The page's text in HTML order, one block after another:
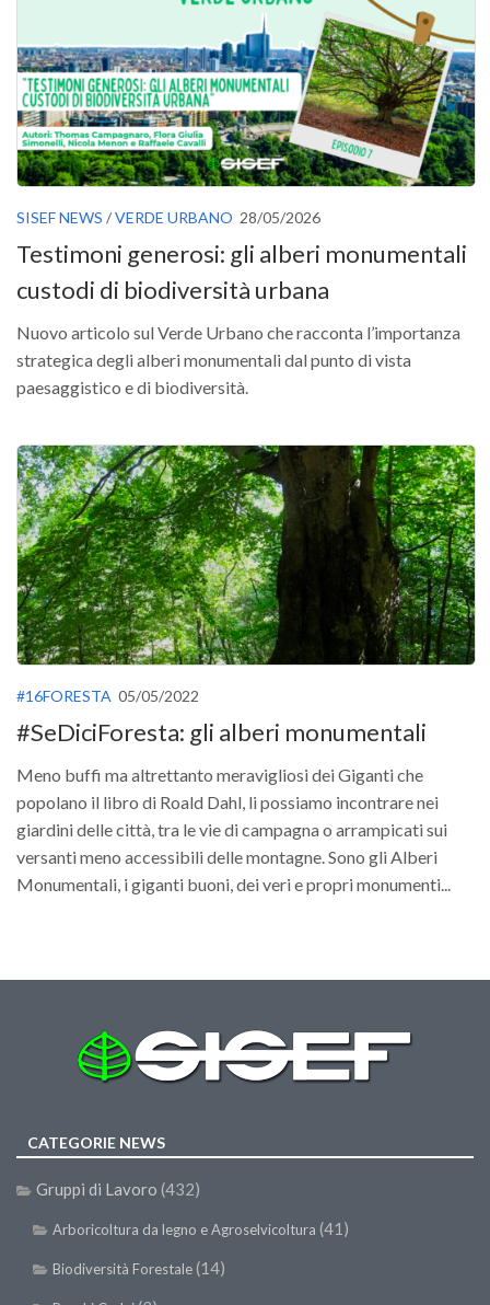
Versamento Quote di Iscrizione
Gruppi di Lavoro
Lista dei Gruppi di Lavoro SISEF
GdL Inquinamento e Foreste
GdL Terpeni in Ecologia
GdL Pianificazione Forestale
GdL Filiera del legno
GdL Gestione Incendi Boschivi
GdL Verde Urbano
GdL Comunicazione Forestale
GdL Foreste, Mitigazione, Adattamento
GdL Infrastrutture, Risorse, Innovazione
GdL Boschi Vetusti
GdL “TreeTalkers”
GdL Boschi Cedui
News
Post Recenti
Ricevi la SISEF Newsletter
Avvisi
Comunicati
Congressi
Corsi di Aggiornamento
Corsi di Specializzazione
Giornate di Studio
SISEF NEWS /VERDE URBANO 28/05/2026
Testimoni generosi: gli alberi monumentali
custodi di biodiversità urbana
Nuovo articolo sul Verde Urbano che racconta l’importanza
strategica degli alberi monumentali dal punto di vista
paesaggistico e di biodiversità.
#16FORESTA 05/05/2022
#SeDiciForesta: gli alberi monumentali
Meno buffi ma altrettanto meravigliosi dei Giganti che
popolano il libro di Roald Dahl, li possiamo incontrare nei
giardini delle città, tra le vie di campagna o arrampicati sui
versanti meno accessibili delle montagne. Sono gli Alberi
Monumentali, i giganti buoni, dei veri e propri monumenti...
CATEGORIE NEWS
Gruppi di Lavoro (432)
Arboricoltura da legno e Agroselvicoltura (41)
Biodiversità Forestale(14)